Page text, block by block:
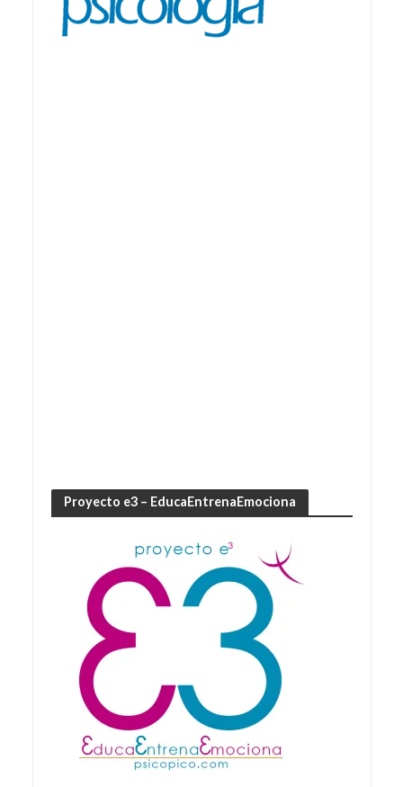
Proyecto e3 – EducaEntrenaEmociona